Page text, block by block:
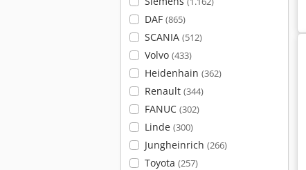
DAF (865)
SCANIA (512)
Volvo (433)
Heidenhain (362)
Renault (344)
FANUC (302)
Linde (300)
Jungheinrich (266)
Toyota (257)